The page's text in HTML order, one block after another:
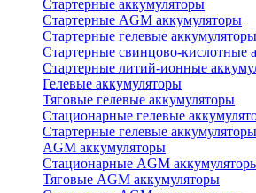
Стартерные аккумуляторы
Стартерные AGM аккумуляторы
Стартерные гелевые аккумуляторы
Стартерные свинцово-кислотные
Стартерные литий-ионные
Гелевые аккумуляторы
Тяговые гелевые аккумуляторы
Стационарные гелевые
Стартерные гелевые аккумуляторы
AGM аккумуляторы
Стационарные AGM
Тяговые AGM аккумуляторы